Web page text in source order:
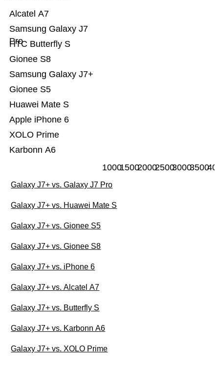
Karbonn A6
XOLO Prime
Apple iPhone 6
Huawei Mate S
Gionee S5
Samsung Galaxy J7+
Gionee S8
HTC Butterfly S
Samsung Galaxy J7
Pro
Alcatel A7
100015002000250030003500
Galaxy J7+ vs. Galaxy J7 Pro
Galaxy J7+ vs. Huawei Mate S
Galaxy J7+ vs. Gionee S5
Galaxy J7+ vs. Gionee S8
Galaxy J7+ vs. iPhone 6
Galaxy J7+ vs. Alcatel A7
Galaxy J7+ vs. Butterfly S
Galaxy J7+ vs. Karbonn A6
Galaxy J7+ vs. XOLO Prime